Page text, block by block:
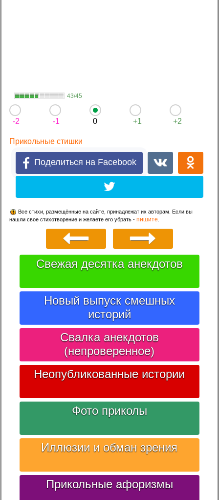
43/45
-2 -1 0 +1 +2
Прикольные стишки
Поделиться на Facebook
Все стихи, размещённые на сайте, принадлежат их авторам. Если вы
нашли свое стихотворение и желаете его убрать -пишите
Свежая десятка анекдотов
Новый выпуск смешных
историй
Свалка анекдотов
(непроверенное)
Неопубликованные истории
Фото приколы
Иллюзии и обман зрения
Прикольные афоризмы